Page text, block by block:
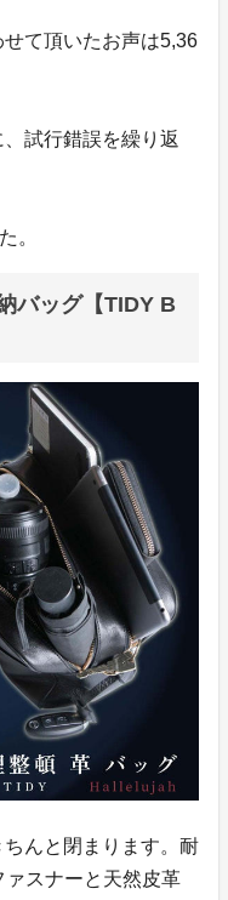
て頂いたお声は5,36
試行錯誤を繰り返
。
バッグ【TIDY B
んと閉まります。耐
スナーと天然皮革